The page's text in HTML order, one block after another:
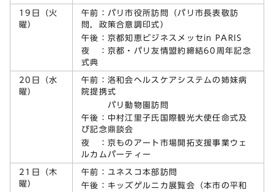
19日（火
曜）
午前：パリ市役所訪問（パリ市長表敬訪
問，政策合意調印式）
午後：京都知恵ビジネスメッセin PARIS
夜 ：京都・パリ友情盟約締結60周年記念
式典
20日（水
曜）
午前：洛和会ヘルスケアシステムの姉妹病
院提携式
パリ動物園訪問
午後：中村江里子氏国際観光大使任命式及
び記念鼎談会
夜 ：京ものアート市場開拓支援事業ウェ
ルカムパーティー
21日（木
曜）
午前：ユネスコ本部訪問
午後：キッズゲルニカ展覧会（本市の平和